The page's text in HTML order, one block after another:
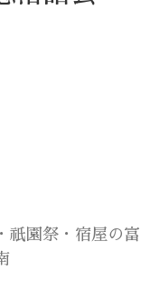
祇園祭・宿屋の富